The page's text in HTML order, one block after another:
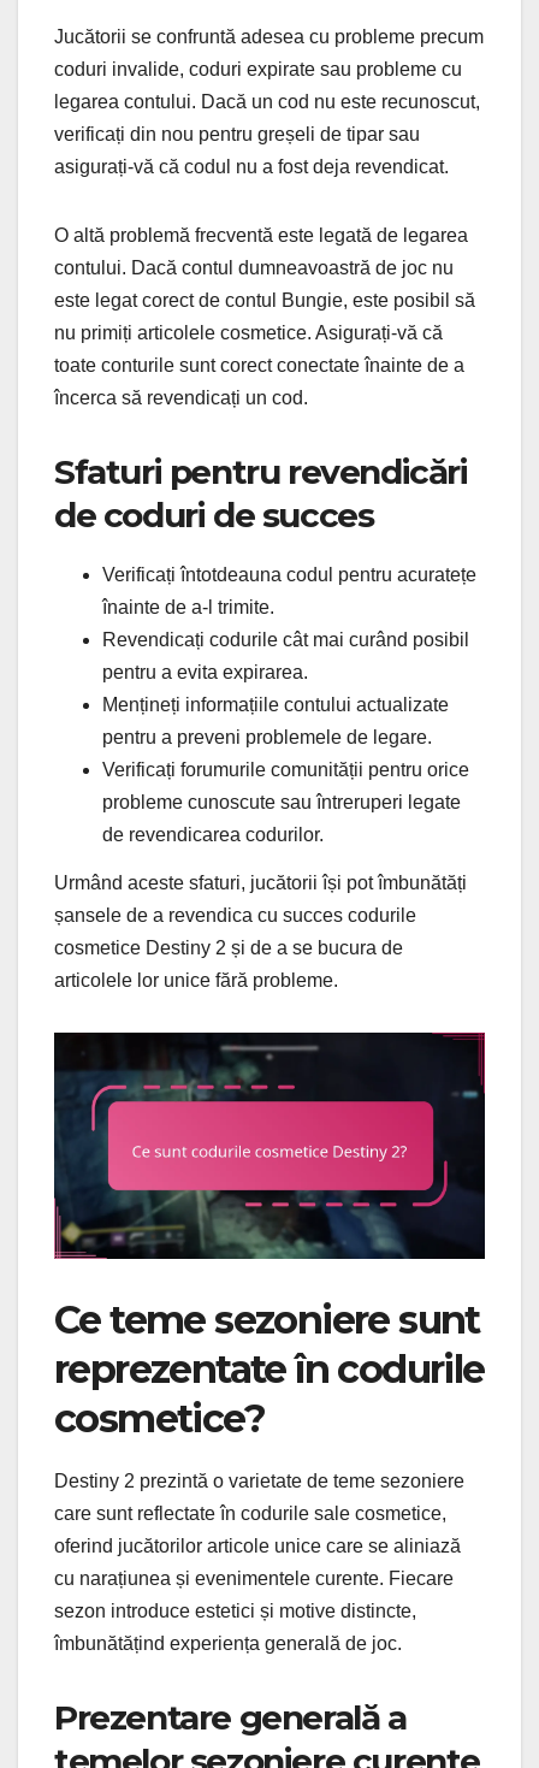
Jucătorii se confruntă adesea cu probleme precum
coduri invalide, coduri expirate sau probleme cu
legarea contului. Dacă un cod nu este recunoscut,
verificați din nou pentru greșeli de tipar sau
asigurați-vă că codul nu a fost deja revendicat.
O altă problemă frecventă este legată de legarea
contului. Dacă contul dumneavoastră de joc nu
este legat corect de contul Bungie, este posibil să
nu primiți articolele cosmetice. Asigurați-vă că
toate conturile sunt corect conectate înainte de a
încerca să revendicați un cod.
Sfaturi pentru revendicări
de coduri de succes
Verificați întotdeauna codul pentru acuratețe
înainte de a-l trimite.
Revendicați codurile cât mai curând posibil
pentru a evita expirarea.
Mențineți informațiile contului actualizate
pentru a preveni problemele de legare.
Verificați forumurile comunității pentru orice
probleme cunoscute sau întreruperi legate
de revendicarea codurilor.
Urmând aceste sfaturi, jucătorii își pot îmbunătăți
șansele de a revendica cu succes codurile
cosmetice Destiny 2 și de a se bucura de
articolele lor unice fără probleme.
Ce teme sezoniere sunt
reprezentate în codurile
cosmetice?
Destiny 2 prezintă o varietate de teme sezoniere
care sunt reflectate în codurile sale cosmetice,
oferind jucătorilor articole unice care se aliniază
cu narațiunea și evenimentele curente. Fiecare
sezon introduce estetici și motive distincte,
îmbunătățind experiența generală de joc.
Prezentare generală a